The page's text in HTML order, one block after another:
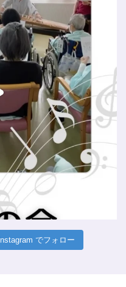
Instagram でフォロー